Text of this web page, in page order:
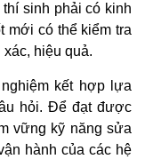
sinh phải có kinh
mới có thể kiểm tra
hiệu quả.
kết hợp lựa
hỏi. Để đạt được
vững kỹ năng sửa
hành của các hệ